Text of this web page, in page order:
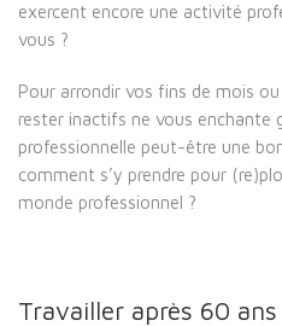
exercent encore une activité
vous ?
Pour arrondir vos fins de mois
rester inactifs ne vous enchante
professionnelle peut-être une
comment s’y prendre pour
monde professionnel ?
Travailler après 60